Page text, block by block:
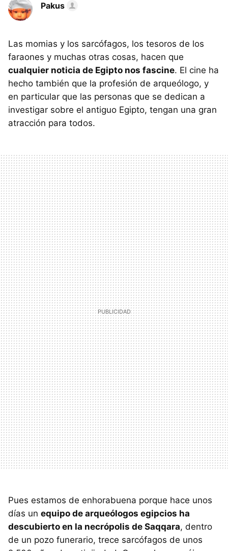
Pakus
Las momias y los sarcófagos, los tesoros de los
faraones y muchas otras cosas, hacen que
cualquier noticia de Egipto nos fascine. El cine ha
hecho también que la profesión de arqueólogo, y
en particular que las personas que se dedican a
investigar sobre el antiguo Egipto, tengan una gran
atracción para todos.
Pues estamos de enhorabuena porque hace unos
días un equipo de arqueólogos egipcios ha
descubierto en la necrópolis de Saqqara, dentro
de un pozo funerario, trece sarcófagos de unos